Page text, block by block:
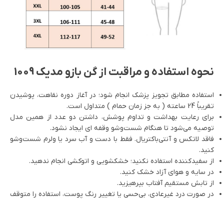
نحوه استفاده و مراقبت از گن بازو مدیک 1009
استفاده مطابق تجویز پزشک انجام شود؛ در آغاز دوره نقاهت، پوشیدن
تقریباً 24 ساعته ( به جز زمان حمام ) متداول است.
برای رعایت بهداشت و تداوم پوشش، داشتن دو عدد از همین مدل
توصیه می‌شود تا هنگام شست‌وشو وقفه ای ایجاد نشود.
فاقد لاتکس و آنتی‌باکتریال. فقط با دست و آب سرد یا ولرم شست‌وشو
کنید.
از سفیدکننده استفاده نکنید؛ خشکشویی و اتوکشی انجام ندهید.
در سایه و هوای آزاد خشک کنید.
از تابش مستقیم آفتاب بپرهیزید.
در صورت درد غیرعادی، بی‌حسی یا تغییر رنگ پوست، استفاده را متوقف